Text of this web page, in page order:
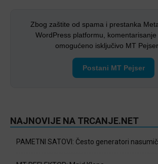
Zbog zaštite od spama i prestanka
WordPress platformu,
omogućeno isključivo MT
Postani MT Pejser
NAJNOVIJE NA TRCANJE.NET
PAMETNI SATOVI: Često generatori